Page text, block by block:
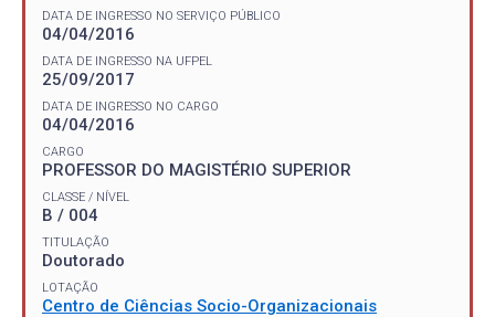
DATA DE INGRESSO NO SERVIÇO PÚBLICO
04/04/2016
DATA DE INGRESSO NA UFPEL
25/09/2017
DATA DE INGRESSO NO CARGO
04/04/2016
CARGO
PROFESSOR DO MAGISTÉRIO SUPERIOR
CLASSE / NÍVEL
B / 004
TITULAÇÃO
Doutorado
LOTAÇÃO
Centro de Ciências Socio-Organizacionais